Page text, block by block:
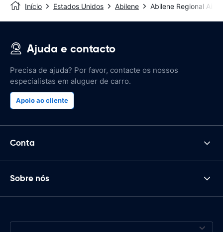
Início Estados Unidos Abilene Abilene Regional
Ajuda e contacto
Precisa de ajuda? Por favor, contacte os nossos
especialistas em aluguer de carro.
Apoio ao cliente
Conta
Sobre nós